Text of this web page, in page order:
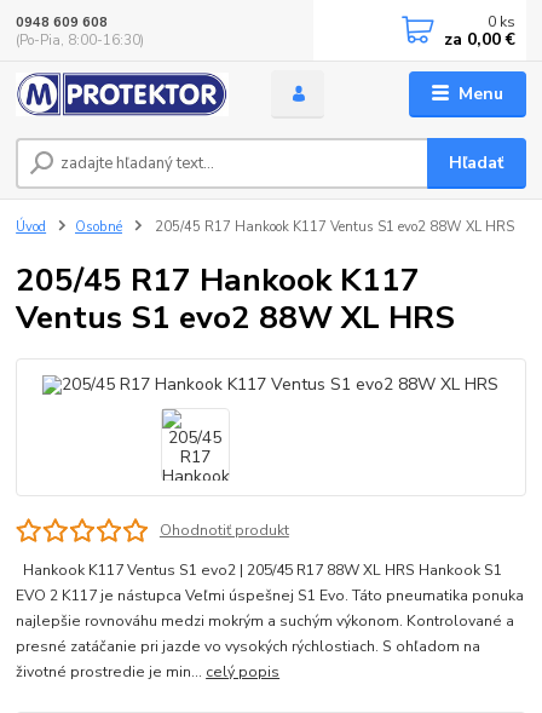
Menu
Hľadať
0948 609 608
(Po-Pia, 8:00-16:30)
0 ks
za 0,00 €
Úvod Osobné 205/45 R17 Hankook K117 Ventus S1 evo2 88W XL HRS
205/45 R17 Hankook K117
Ventus S1 evo2 88W XL HRS
Ohodnotiť produkt
Hankook K117 Ventus S1 evo2 | 205/45 R17 88W XL HRS Hankook S1
EVO 2 K117 je nástupca Veľmi úspešnej S1 Evo. Táto pneumatika ponuka
najlepšie rovnováhu medzi mokrým a suchým výkonom. Kontrolované a
presné zatáčanie pri jazde vo vysokých rýchlostiach. S ohľadom na
životné prostredie je min... celý popis